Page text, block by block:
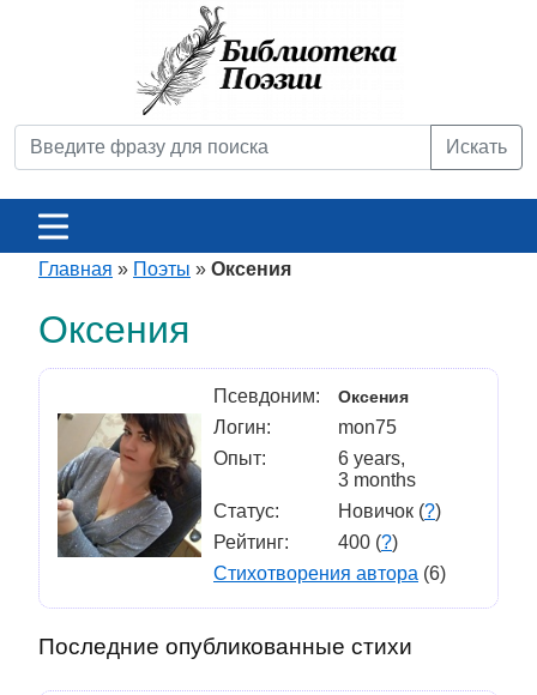
Искать
Главная » Поэты » Оксения
Оксения
Псевдоним: Оксения
Логин:
mon75
Опыт:
6 years,
3 months
Статус:
Новичок (?)
Рейтинг:
400 (?)
Стихотворения автора (6)
Последние опубликованные стихи